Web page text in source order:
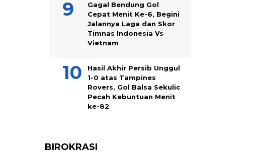
Gagal Bendung Gol
Cepat Menit Ke-6, Begini
Jalannya Laga dan Skor
Timnas Indonesia Vs
Vietnam
Hasil Akhir Persib Unggul
1-0 atas Tampines
Rovers, Gol Balsa Sekulic
Pecah Kebuntuan Menit
ke-82
BIROKRASI